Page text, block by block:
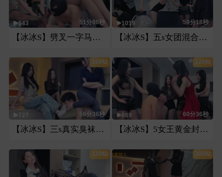
643 51分06秒
【冰冰S】劈叉一字马坐脸一字马深喉一字马压一字马骑脖子
1019 59分18秒
【冰冰S】五s女团混合直接圣水中下劈五女无间隙0.5秒轮踢裆
100钻
727 56分36秒
【冰冰S】三s真实臭袜子熏狗，暴怒群飞踹踢打
120钻
889 60分36秒
【冰冰S】5女王黄金封嘴后侧踢高空飞踹膝顶双狗轮换正反耳光
120钻 300钻